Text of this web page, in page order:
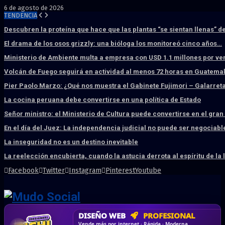
6 de agosto de 2026
TENDENCIA
Descubren la proteína que hace que las plantas “se sientan llenas”
El drama de los osos grizzly: una bióloga los monitoreó cinco años…
Ministerio de Ambiente multa a empresa con USD 1.1 millones por
Volcán de Fuego seguirá en actividad al menos 72 horas en
Pier Paolo Marzo: ¿Qué nos muestra el Gabinete Fujimori –
La cocina peruana debe convertirse en una política de Estado
Señor ministro: el Ministerio de Cultura puede convertirse en el
En el día del Juez: La independencia judicial no puede ser
La inseguridad no es un destino inevitable
La reelección encubierta, cuando la astucia derrota al espíritu de la
Facebook Twitter Instagram PinterestYoutube
HOSTING SSD SÚPER RÁPIDO
DISEÑO WEB PROFESIONAL
CRM & DASHBOARD A MEDIDA
CORREO CORPORATIVO